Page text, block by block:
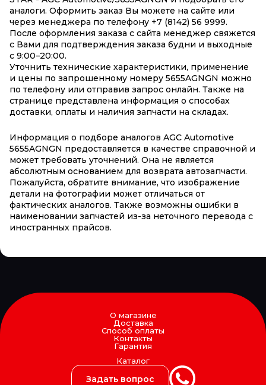
аналоги. Оформить заказ Вы можете на сайте или
через менеджера по телефону +7 (8142) 56 9999.
После оформления заказа с сайта менеджер свяжется
с Вами для подтверждения заказа будни и выходные
с 9:00–20:00.
Уточнить технические характеристики, применение
и цены по запрошенному номеру 5655AGNGN можно
по телефону или отправив запрос онлайн. Также на
странице представлена информация о способах
доставки, оплаты и наличия запчасти на складах.
Информация о подборе аналогов AGC Automotive
5655AGNGN предоставляется в качестве справочной и
может требовать уточнений. Она не является
абсолютным основанием для возврата автозапчасти.
Пожалуйста, обратите внимание, что изображение
детали на фотографии может отличаться от
фактических аналогов. Также возможны ошибки в
наименовании запчастей из-за неточного перевода с
иностранных прайсов.
О магазине
Доставка
Способ оплаты
Контакты
Гарантия
Каталог
Задать вопрос